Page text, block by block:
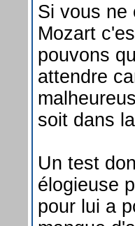
Si vous ne
Mozart
pouvons
attendre
soit dans
Un test
élogieuse
pour lui a